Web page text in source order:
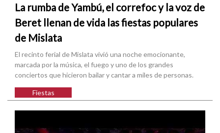
La rumba de Yambú, el correfoc y la voz de
Beret llenan de vida las fiestas populares
de Mislata
El recinto ferial de Mislata vivió una noche emocionante,
marcada por la música, el fuego y uno de los grandes
conciertos que hicieron bailar y cantar a miles de personas.
Fiestas